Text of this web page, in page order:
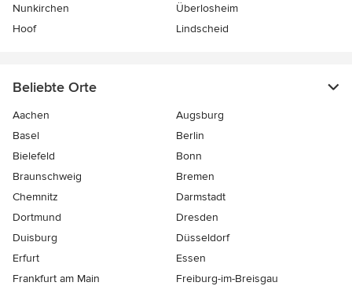
Nunkirchen
Überlosheim
Hoof
Lindscheid
Beliebte Orte
Aachen
Augsburg
Basel
Berlin
Bielefeld
Bonn
Braunschweig
Bremen
Chemnitz
Darmstadt
Dortmund
Dresden
Duisburg
Düsseldorf
Erfurt
Essen
Frankfurt am Main
Freiburg-im-Breisgau